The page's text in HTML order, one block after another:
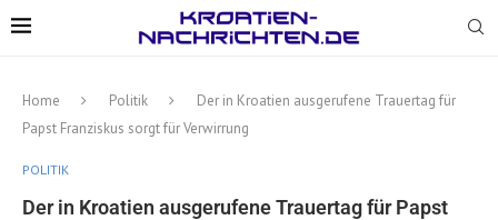
Home Politik
Der in Kroatien ausgerufene Trauertag für
Papst Franziskus sorgt für Verwirrung
POLITIK
Der in Kroatien ausgerufene Trauertag für Papst